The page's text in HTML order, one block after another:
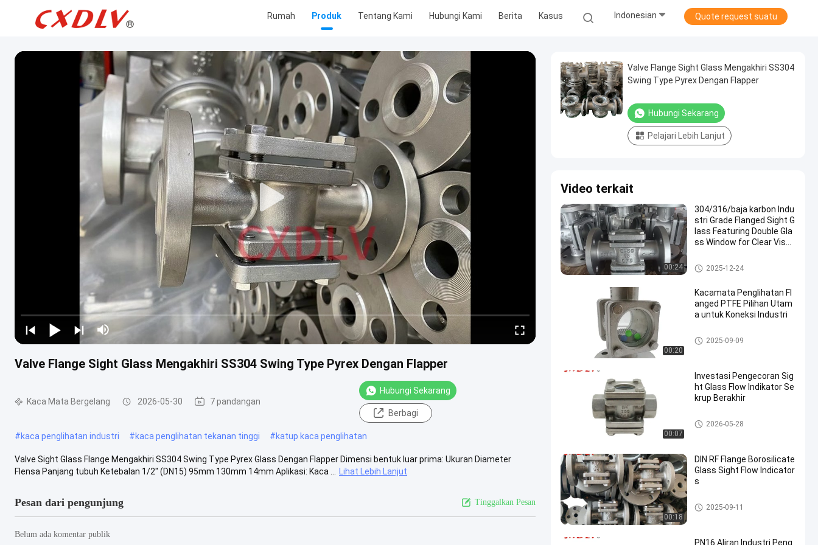
Rumah Produk Tentang Kami Hubungi Kami Berita Kasus Indonesian Quote request suatu
Valve Flange Sight Glass Mengakhiri SS304 Swing Type Pyrex Dengan Flapper
Kaca Mata Bergelang 2026-05-30 7 pandangan
Hubungi Sekarang
Berbagi
#kaca penglihatan industri #kaca penglihatan tekanan tinggi #katup kaca penglihatan
Valve Sight Glass Flange Mengakhiri SS304 Swing Type Pyrex Glass Dengan Flapper Dimensi bentuk luar prima: Ukuran Diameter
Flensa Panjang tubuh Ketebalan 1/2" (DN15) 95mm 130mm 14mm Aplikasi: Kaca ...
Lihat Lebih Lanjut
Pesan dari pengunjung Tinggalkan Pesan
Belum ada komentar publik
Valve Flange Sight Glass Mengakhiri SS304
Swing Type Pyrex Dengan Flapper
Hubungi Sekarang
Pelajari Lebih Lanjut
Video terkait
00:24
304/316/baja karbon Indu
stri Grade Flanged Sight G
lass Featuring Double Gla
ss Window for Clear Visua
Liquid Flow Verification (G
elas penglihatan berserat
da untuk inspeksi visual y
ang jelas dan verifikasi alir
an cairan yang akurat)
Kaca Mata Bergelang
2025-12-24
00:20
Kacamata Penglihatan Fl
anged PTFE Pilihan Utam
a untuk Koneksi Industri
Kaca Mata Bergelang
2025-09-09
00:07
Investasi Pengecoran Sig
ht Glass Flow Indikator Se
krup Berakhir
Kaca Mata Bergelang
2026-05-28
00:18
DIN RF Flange Borosilicate
Glass Sight Flow Indicator
s
Kaca Mata Bergelang
2025-09-11
PN16 Aliran Industri Peng